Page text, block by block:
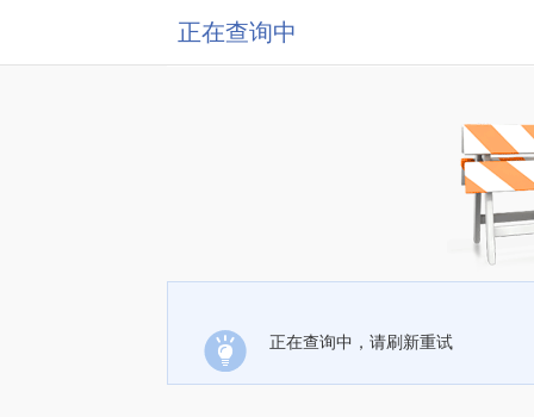
正在查询中
正在查询中，请刷新重试